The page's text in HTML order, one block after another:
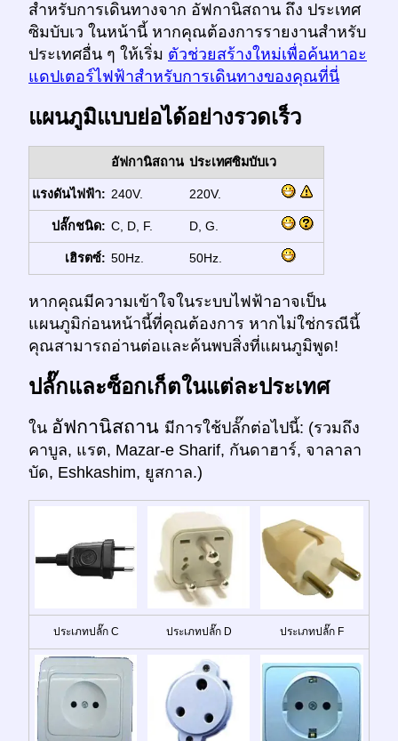
สำหรับการเดินทางจาก อัฟกานิสถาน ถึง ประเทศ
ซิมบับเว ในหน้านี้ หากคุณต้องการรายงานสำหรับ
ประเทศอื่น ๆ ให้เริ่ม ตัวช่วยสร้างใหม่เพื่อค้นหาอะ
แดปเตอร์ไฟฟ้าสำหรับการเดินทางของคุณที่นี่
แผนภูมิแบบย่อได้อย่างรวดเร็ว
อัฟกานิสถาน ประเทศซิมบับเว
แรงดันไฟฟ้า: 240V. 220V.
ปลั๊กชนิด: C, D, F. D, G.
เฮิรตซ์: 50Hz. 50Hz.
หากคุณมีความเข้าใจในระบบไฟฟ้าอาจเป็น
แผนภูมิก่อนหน้านี้ที่คุณต้องการ หากไม่ใช่กรณีนี้
คุณสามารถอ่านต่อและค้นพบสิ่งที่แผนภูมิพูด!
ปลั๊กและซ็อกเก็ตในแต่ละประเทศ
ใน อัฟกานิสถาน มีการใช้ปลั๊กต่อไปนี้: (รวมถึง
คาบูล, แรต, Mazar-e Sharif, กันดาฮาร์, จาลาลา
บัด, Eshkashim, ยูสกาล.)
ประเภทปลั๊ก C ประเภทปลั๊ก D ประเภทปลั๊ก F